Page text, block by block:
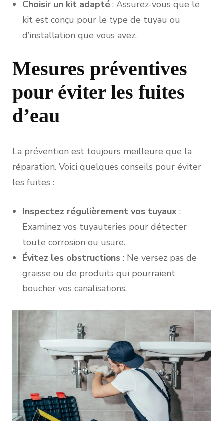
Choisir un kit adapté : Assurez-vous que le
kit est conçu pour le type de tuyau ou
d’installation que vous avez.
Mesures préventives
pour éviter les fuites
d’eau
La prévention est toujours meilleure que la
réparation. Voici quelques conseils pour éviter
les fuites :
Inspectez régulièrement vos tuyaux :
Examinez vos tuyauteries pour détecter
toute corrosion ou usure.
Évitez les obstructions : Ne versez pas de
graisse ou de produits qui pourraient
boucher vos canalisations.